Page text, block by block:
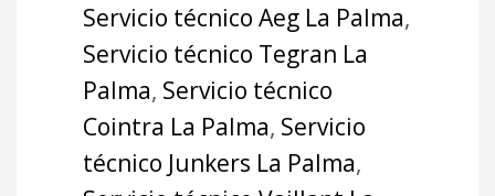
Servicio técnico Aeg La Palma,
Servicio técnico Tegran La
Palma, Servicio técnico
Cointra La Palma, Servicio
técnico Junkers La Palma,